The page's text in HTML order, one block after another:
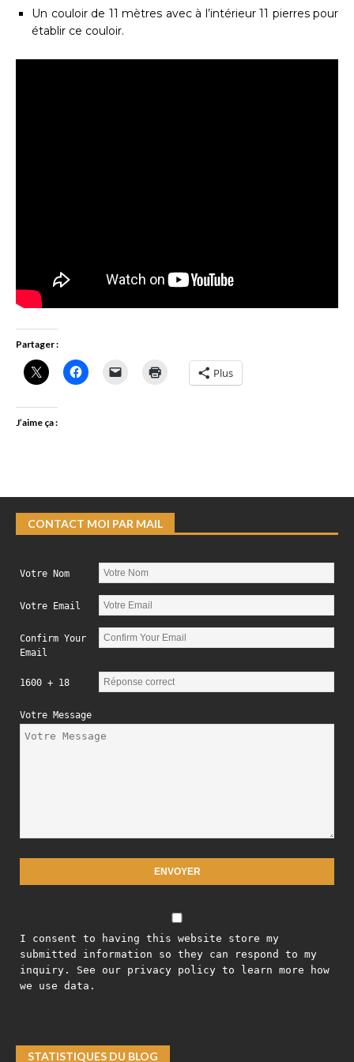
Un couloir de 11 mètres avec à l’intérieur 11 pierres pour
établir ce couloir.
Partager :
Plus
J’aime ça :
CONTACT MOI PAR MAIL
Votre Nom
Votre Email
Confirm Your
Email
1600 + 18
Votre Message
I consent to having this website store my
submitted information so they can respond to my
inquiry. See our privacy policy to learn more how
we use data.
STATISTIQUES DU BLOG